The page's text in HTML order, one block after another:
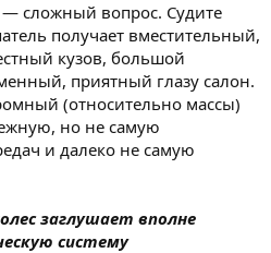
— сложный вопрос. Судите
получает вместительный,
кузов, большой
приятный глазу салон.
(относительно массы)
но не самую
и далеко не самую
заглушает вполне
систему